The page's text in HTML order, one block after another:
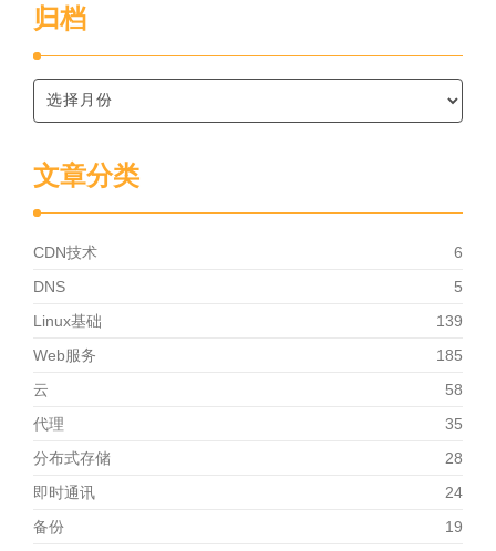
归档
文章分类
CDN技术
6
DNS
5
Linux基础
139
Web服务
185
云
58
代理
35
分布式存储
28
即时通讯
24
备份
19